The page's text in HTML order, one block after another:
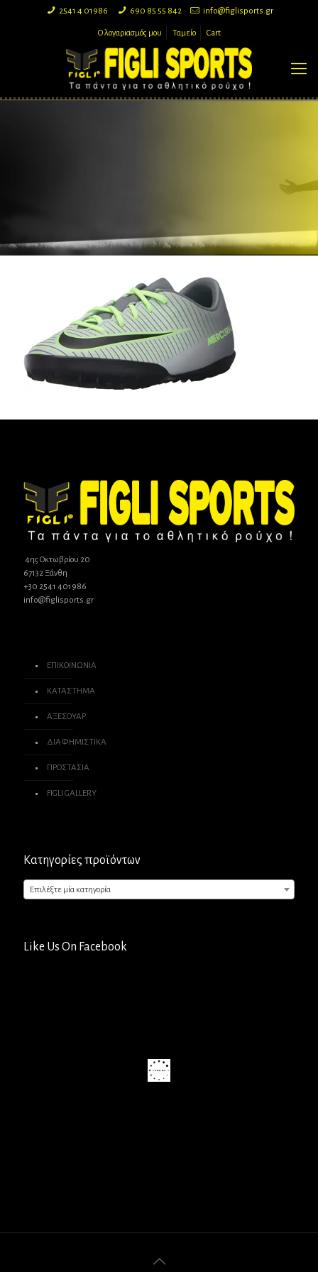
2541 4 01986 690 85 55 842 info@figlisports.gr
Ο λογαριασμός μου Ταμείο Cart
4ης Οκτωβρίου 20
67132 Ξάνθη
+30 2541 401986
info@figlisports.gr
ΕΠΙΚΟΙΝΩΝΙΑ
ΚΑΤΑΣΤΗΜΑ
ΑΞΕΣΟΥΑΡ
ΔΙΑΦΗΜΙΣΤΙΚΑ
ΠΡΟΣΤΑΣΙΑ
FIGLI GALLERY
Κατηγορίες προϊόντων
Επιλέξτε μία κατηγορία
Like Us On Facebook